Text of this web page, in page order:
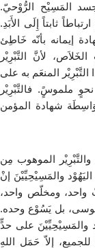
المَسِيْح الرُّوْحيّ.
ثابتاً إِلَى الأَبَدِ.
إيمانه بأنّه خَاطِئ
لأنَّ التَّبْرِيْر
المنعَم به على
ملموسًٍ. فالتَّبْرِيْر
شهادة المؤمن
والتَّبْرِيْر الموهوب مِن
والمَسِيْحِيِّيْنَ إنْ
واحد، ومخلّص واحد،
موسى، بل يَسُوْع وحده.
والمَسِيْحِيِّيْنَ على حدٍّ
إلاّ حَمَل اللهِ